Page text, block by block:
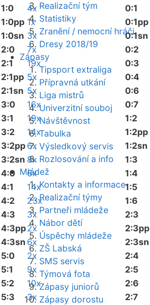
Realizační tým
Statistiky
Zranění / nemocní hráči
Dresy 2018/19
Zápasy
Tipsport extraliga
Přípravná utkání
Liga mistrů
Univerzitní souboj
Návštěvnost
Tabulka
Výsledkový servis
Rozlosování a info
Mládež
Kontakty a informace
Realizační týmy
Partneři mládeže
Nábor dětí
Úspěchy mládeže
ZŠ Labská
SMS servis
Týmová fota
Zápasy juniorů
Zápasy dorostu
1:0
4x
1:0pp 1x
1:0sn 3x
2:0
7x
2:1
19x
2:1pp 5x
2:1sn 5x
3:0
16x
3:1
19x
3:2
14x
3:2pp6x
3:2sn 8x
4:0
6x
4:1
14x
4:2
23x
4:3
3x
4:3pp2x
4:3sn 6x
5:0
2x
5:1
9x
5:2
10x
5:3
3x
0:1
0:1pp
0:1sn
0:2
0:3
0:4
0:6
0:7
1:2
1:2pp
1:2sn
1:3
1:4
1:5
1:6
2:3
2:3pp
2:3sn
2:4
2:5
2:6
2:7